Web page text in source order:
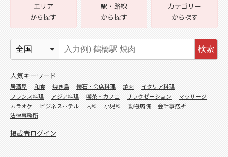
エリア
から探す
駅・路線
から探す
カテゴリー
から探す
検索
人気キーワード
居酒屋 和食 焼き鳥 懐石・会席料理 焼肉
イタリア料理
フランス料理
アジア料理 喫茶・カフェ リラクゼーション
マッサージ
カラオケ
ビジネスホテル 内科 小児科 動物病院
会計事務所
法律事務所
掲載者ログイン